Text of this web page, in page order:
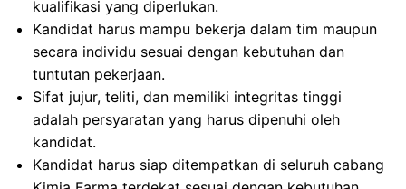
kualifikasi yang diperlukan.
Kandidat harus mampu bekerja dalam tim maupun
secara individu sesuai dengan kebutuhan dan
tuntutan pekerjaan.
Sifat jujur, teliti, dan memiliki integritas tinggi
adalah persyaratan yang harus dipenuhi oleh
kandidat.
Kandidat harus siap ditempatkan di seluruh cabang